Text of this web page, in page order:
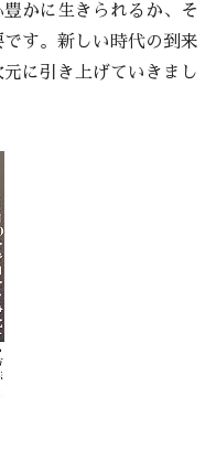
かに生きられるか、そ
す。新しい時代の到来
に引き上げていきまし